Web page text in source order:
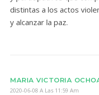
distintas a los actos
y alcanzar la paz.
MARIA VICTORIA
2020-06-08 A Las 11:59 Am